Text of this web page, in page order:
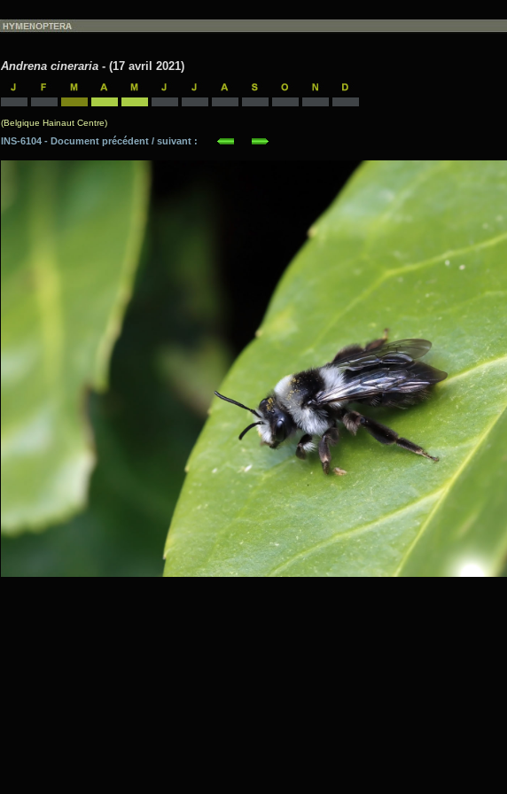
Andrena cineraria - (17 avril 2021)
(Belgique Hainaut Centre)
INS-6104 - Document précédent / suivant :